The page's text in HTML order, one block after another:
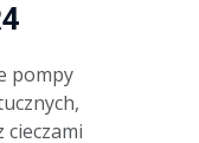
pompy
cieczami